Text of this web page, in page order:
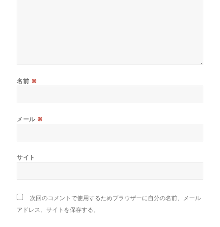
名前 ※
メール ※
サイト
次回のコメントで使用するためブラウザーに自分の名前、メール
アドレス、サイトを保存する。